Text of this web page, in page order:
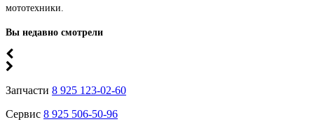
мототехники.
Вы недавно смотрели
Запчасти 8 925 123-02-60
Сервис 8 925 506-50-96